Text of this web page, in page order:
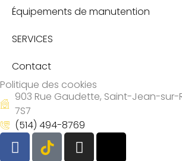
Équipements de manutention
SERVICES
Contact
Politique des cookies
903 Rue Gaudette, Saint-Jean-sur-
7S7
(514) 494-8769